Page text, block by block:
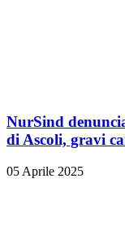
NurSind
di Ascoli, gravi
05 Aprile 2025